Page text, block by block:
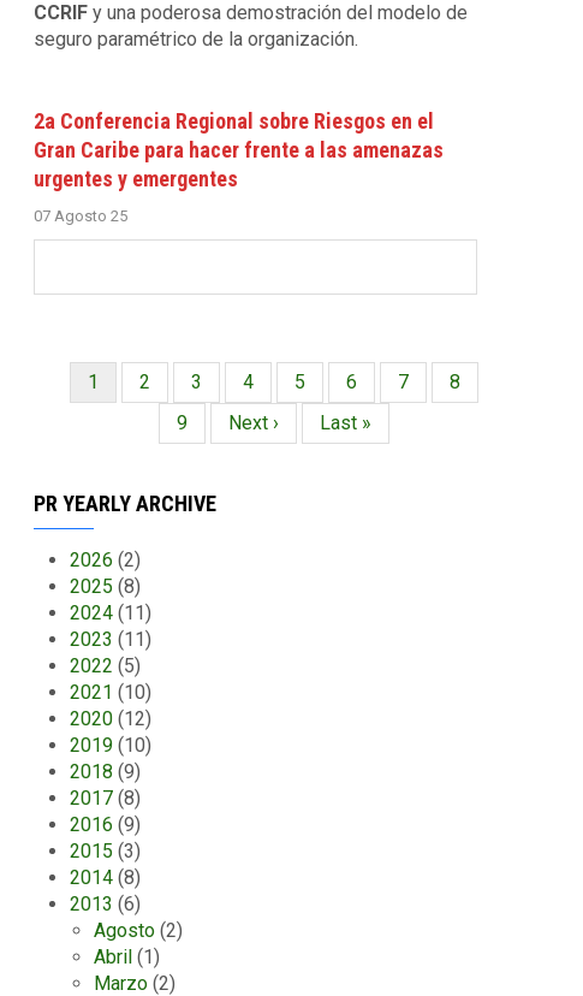
CCRIF y una poderosa demostración del modelo de
seguro paramétrico de la organización.
2a Conferencia Regional sobre Riesgos en el
Gran Caribe para hacer frente a las amenazas
urgentes y emergentes
07 Agosto 25
Paginación
Página
actual
1 Página
2 Página
3 Página
4 Página
5 Página
6 Página
7 Página
8
Página
9
Siguiente
página
Next ›
Última
página
Last »
PR YEARLY ARCHIVE
2026 (2)
2025 (8)
2024 (11)
2023 (11)
2022 (5)
2021 (10)
2020 (12)
2019 (10)
2018 (9)
2017 (8)
2016 (9)
2015 (3)
2014 (8)
2013 (6)
Agosto (2)
Abril (1)
Marzo (2)